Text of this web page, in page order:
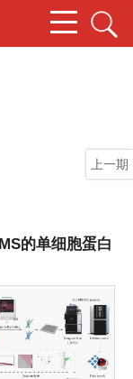
上一期
的单细胞蛋白